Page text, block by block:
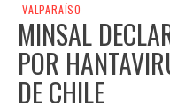
VALPARAÍSO
MINSAL
POR
DE CHILE